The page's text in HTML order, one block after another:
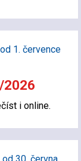
1. července
2026
i online.